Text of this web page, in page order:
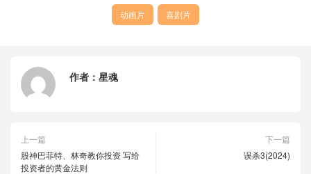
动画片 喜剧片
作者： 星魂
上一篇
股神巴菲特、林奇教你投资 写给
投资者的黄金法则
下一篇
误杀3(2024)